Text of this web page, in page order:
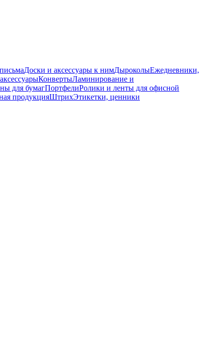
Доски и аксессуары к нимДыроколыЕжедневники,
КонвертыЛаминирование и
для бумагПортфелиРолики и ленты для офисной
продукцияШтрихЭтикетки, ценники